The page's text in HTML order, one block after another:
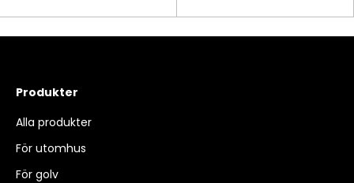
Produkter
Alla produkter
För utomhus
För golv